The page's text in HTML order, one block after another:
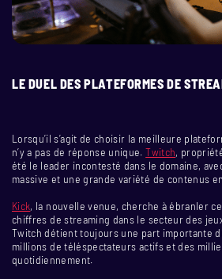
LE DUEL DES PLATEFORMES DE
Lorsqu’il s’agit de choisir la meilleure
n’y a pas de réponse unique.Twitch,
été le leader incontesté dans le domaine,
massive et une grande variété de contenus
Kick, la nouvelle venue, cherche à ébranler
chiffres de streaming dans le secteur des
Twitch détient toujours une part importante
millions de téléspectateurs actifs et des
quotidiennement.